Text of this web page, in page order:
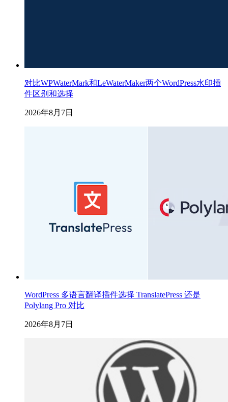
对比WPWaterMark和LeWaterMaker两个WordPress水印插
件区别和选择
2026年8月7日
WordPress 多语言翻译插件选择 TranslatePress 还是
Polylang Pro 对比
2026年8月7日